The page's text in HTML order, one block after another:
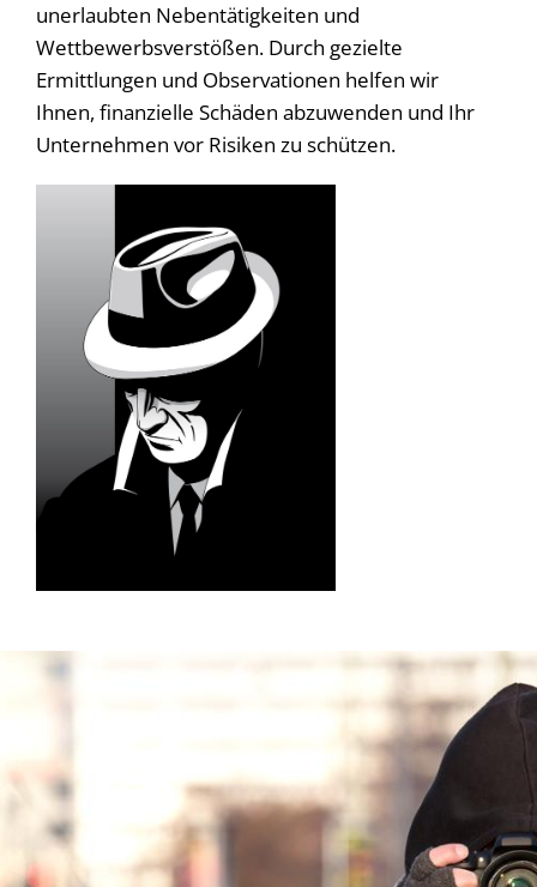
unerlaubten Nebentätigkeiten und
Wettbewerbsverstößen. Durch gezielte
Ermittlungen und Observationen helfen wir
Ihnen, finanzielle Schäden abzuwenden und Ihr
Unternehmen vor Risiken zu schützen.